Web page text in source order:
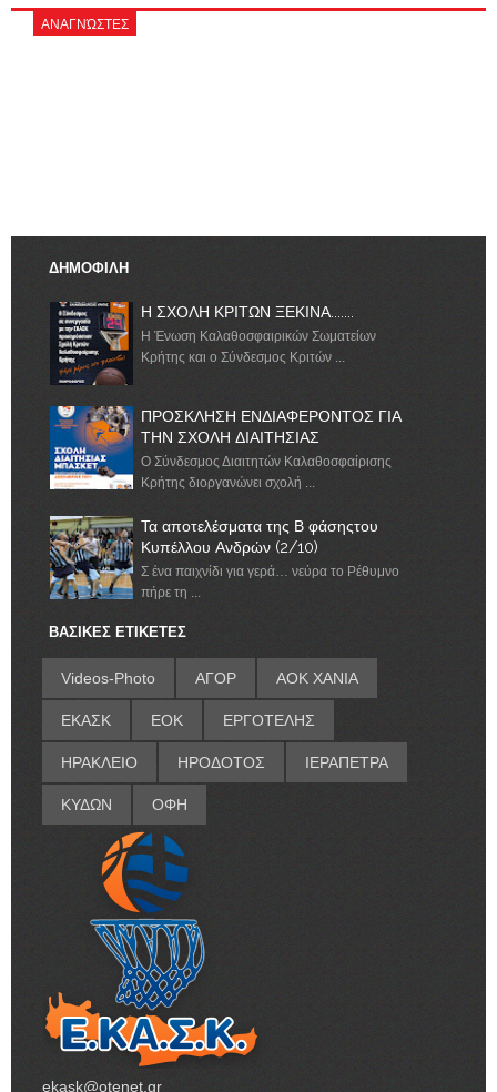
ΑΝΑΓΝΏΣΤΕΣ
ΔΗΜΟΦΙΛΗ
Η ΣΧΟΛΗ ΚΡΙΤΩΝ ΞΕΚΙΝΑ.......
Η Ένωση Καλαθοσφαιρικών Σωματείων
Κρήτης και ο Σύνδεσμος Κριτών ...
ΠΡΟΣΚΛΗΣΗ ΕΝΔΙΑΦΕΡΟΝΤΟΣ ΓΙΑ
ΤΗΝ ΣΧΟΛΗ ΔΙΑΙΤΗΣΙΑΣ
Ο Σύνδεσμος Διαιτητών Καλαθοσφαίρισης
Κρήτης διοργανώνει σχολή ...
Τα αποτελέσματα της Β φάσηςτου
Κυπέλλου Ανδρών (2/10)
Σ ένα παιχνίδι για γερά… νεύρα το Ρέθυμνο
πήρε τη ...
ΒΑΣΙΚΕΣ ΕΤΙΚΕΤΕΣ
Videos-Photo ΑΓΟΡ ΑΟΚ ΧΑΝΙΑ
ΕΚΑΣΚ ΕΟΚ ΕΡΓΟΤΕΛΗΣ
ΗΡΑΚΛΕΙΟ ΗΡΟΔΟΤΟΣ ΙΕΡΑΠΕΤΡΑ
ΚΥΔΩΝ ΟΦΗ
ekask@otenet.gr